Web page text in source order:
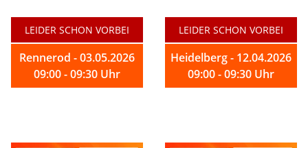
LEIDER SCHON VORBEI
Rennerod - 03.05.2026
09:00 - 09:30 Uhr
LEIDER SCHON VORBEI
Heidelberg - 12.04.2026
09:00 - 09:30 Uhr